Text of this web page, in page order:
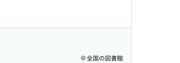
全国の図書館